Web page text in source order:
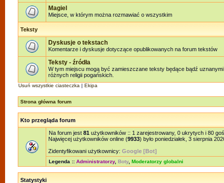
Magiel
Miejsce, w którym można rozmawiać o wszystkim
Teksty
Dyskusje o tekstach
Komentarze i dyskusje dotyczące opublikowanych na forum tekstów
Teksty - źródła
W tym miejscu mogą być zamieszczane teksty będące bądź
różnych religii pogańskich.
Usuń wszystkie ciasteczka | Ekipa
Strona główna forum
Kto przegląda forum
Na forum jest 81 użytkowników :: 1 zarejestrowany, 0 ukrytych i 80
Najwięcej użytkowników online (9933) było poniedziałek, 3 sierpnia
Zidentyfikowani użytkownicy: Google [Bot]
Legenda :: Administratorzy, Boty, Moderatorzy globalni
Statystyki